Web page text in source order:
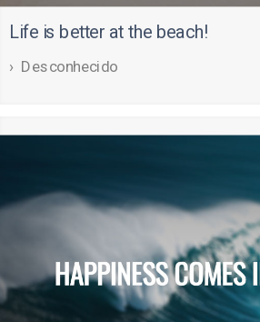
Life is better at the beach!
Desconhecido